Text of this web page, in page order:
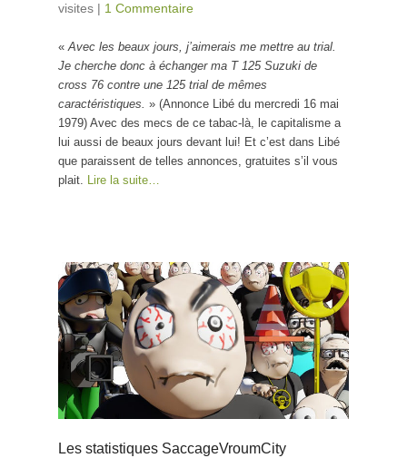
visites | 1 Commentaire
«Avec les beaux jours, j’aimerais me mettre au trial.
Je cherche donc à échanger ma T 125 Suzuki de
cross 76 contre une 125 trial de mêmes
caractéristiques. » (Annonce Libé du mercredi 16 mai
1979) Avec des mecs de ce tabac-là, le capitalisme a
lui aussi de beaux jours devant lui! Et c’est dans Libé
que paraissent de telles annonces, gratuites s’il vous
plait. Lire la suite…
Les statistiques SaccageVroumCity